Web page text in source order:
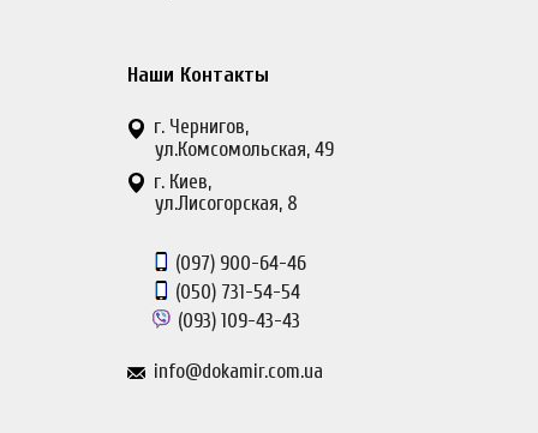
Наши Контакты
г. Чернигов,
ул.Комсомольская, 49
г. Киев,
ул.Лисогорская, 8
(097) 900-64-46
(050) 731-54-54
(093) 109-43-43
info@dokamir.com.ua